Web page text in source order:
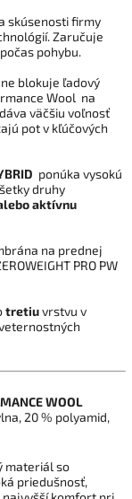
skúsenosti firmy
Zaručuje
pohybu.
blokuje ľadový
Wool na
väčšiu voľnosť
pot v kľúčových
ponúka vysokú
druhy
aktívnu
na prednej
PRO PW
tretiuvrstvu v
WOOL
20 % polyamid,
materiál so
priedušnosť,